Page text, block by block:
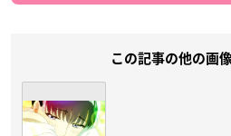
この記事の他の画